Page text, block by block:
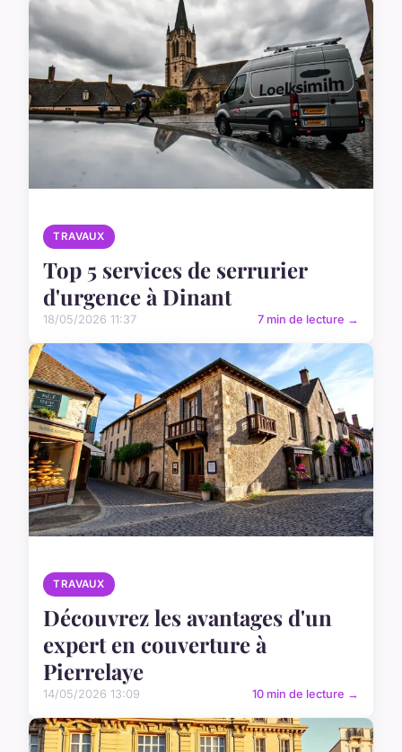
TRAVAUX
Top 5 services de serrurier
d'urgence à Dinant
18/05/2026 11:37 7 min de lecture →
TRAVAUX
Découvrez les avantages d'un
expert en couverture à
Pierrelaye
14/05/2026 13:09 10 min de lecture →